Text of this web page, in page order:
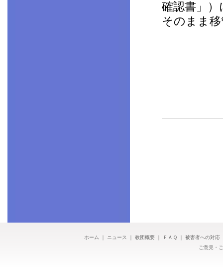
確認書」
そのまま
ホーム ニュース 教団概要｜ ＦＡＱ 被害者への対応
ご意見・